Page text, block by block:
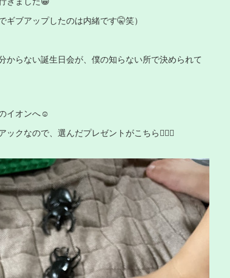
ブアップしたのは内緒です🤫笑）
らない誕生日会が、僕の知らない所で決められて
イオンへ☺️
クなので、選んだプレゼントがこちら💁🏻‍♂️